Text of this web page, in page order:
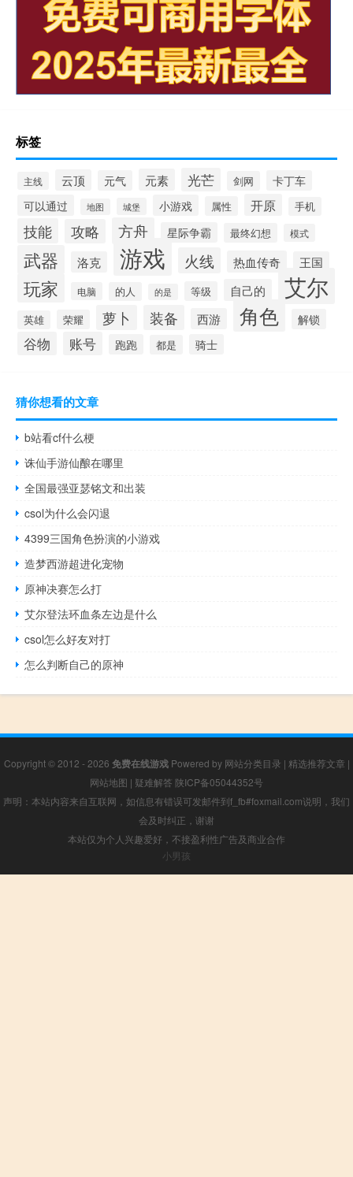
标签
主线 云顶 元气 元素 光芒 剑网 卡丁车
可以通过 地图 城堡 小游戏 属性 开原 手机
技能 攻略 方舟 星际争霸 最终幻想 模式
武器 洛克 游戏 火线 热血传奇 王国
玩家 电脑 的人 的是 等级 自己的 艾尔
英雄 荣耀 萝卜 装备 西游 角色 解锁
谷物 账号 跑跑 都是 骑士
猜你想看的文章
b站看cf什么梗
诛仙手游仙酿在哪里
全国最强亚瑟铭文和出装
csol为什么会闪退
4399三国角色扮演的小游戏
造梦西游超进化宠物
原神决赛怎么打
艾尔登法环血条左边是什么
csol怎么好友对打
怎么判断自己的原神
Copyright © 2012 - 2026 免费在线游戏Powered by 网站分类目录 | 精选推荐文章 |
网站地图 | 疑难解答 陕ICP备05044352号
声明：本站内容来自互联网，如信息有错误可发邮件到f_fb#foxmail.com说明，我们
会及时纠正，谢谢
本站仅为个人兴趣爱好，不接盈利性广告及商业合作
小男孩